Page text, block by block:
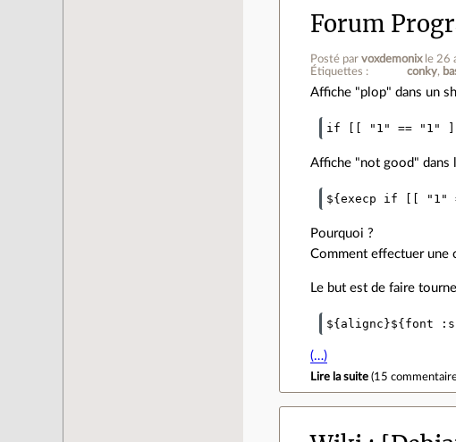
Forum
Posté parvoxdemonix le 26
Étiquettes :
conky
Affiche "plop" dans un
Affiche "not good" dans
Pourquoi ?
Comment effectuer une
Le but est de faire
${alignc}${font
(…)
Lire la suite (15